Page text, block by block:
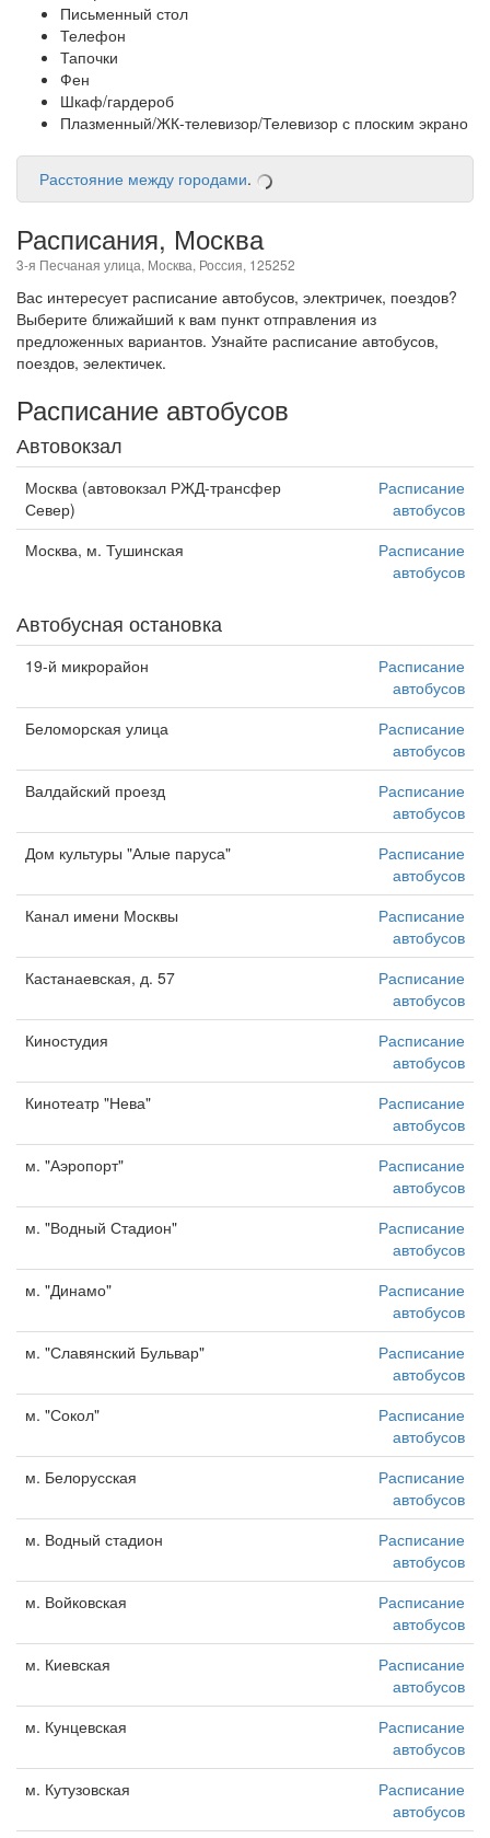
Письменный стол
Телефон
Тапочки
Фен
Шкаф/гардероб
Плазменный/ЖК-телевизор/Телевизор с плоским экрано
Расстояние между городами.
Расписания, Москва
3-я Песчаная улица, Москва, Россия, 125252
Вас интересует расписание автобусов, электричек, поездов?
Выберите ближайший к вам пункт отправления из
предложенных вариантов. Узнайте расписание автобусов,
поездов, эелектичек.
Расписание автобусов
Автовокзал
Москва (автовокзал РЖД-трансфер
Север)
Расписание
автобусов
Москва, м. Тушинская
Расписание
автобусов
Автобусная остановка
19-й микрорайон
Расписание
автобусов
Беломорская улица
Расписание
автобусов
Валдайский проезд
Расписание
автобусов
Дом культуры "Алые паруса"
Расписание
автобусов
Канал имени Москвы
Расписание
автобусов
Кастанаевская, д. 57
Расписание
автобусов
Киностудия
Расписание
автобусов
Кинотеатр "Нева"
Расписание
автобусов
м. "Аэропорт"
Расписание
автобусов
м. "Водный Стадион"
Расписание
автобусов
м. "Динамо"
Расписание
автобусов
м. "Славянский Бульвар"
Расписание
автобусов
м. "Сокол"
Расписание
автобусов
м. Белорусская
Расписание
автобусов
м. Водный стадион
Расписание
автобусов
м. Войковская
Расписание
автобусов
м. Киевская
Расписание
автобусов
м. Кунцевская
Расписание
автобусов
м. Кутузовская
Расписание
автобусов